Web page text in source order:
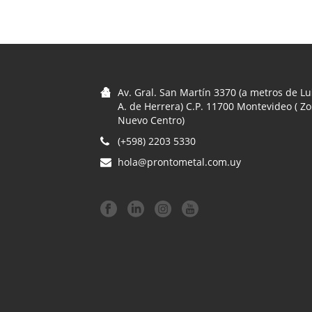
Av. Gral. San Martín 3370 (a metros de
A. de Herrera) C.P. 11700 Montevideo (
Nuevo Centro)
(+598) 2203 5330
hola@prontometal.com.uy